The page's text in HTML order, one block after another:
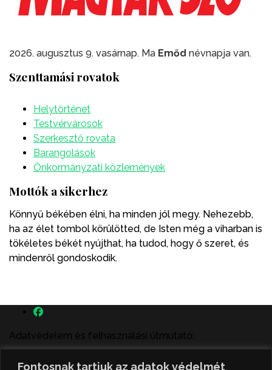
Fontosnak tartjuk az adatok védelmét
2026. augusztus 9. vasárnap. Ma Emőd névnapja van.
Szenttamási rovatok
Helytörténet
Testvérvárosok
Szerkesztő rovata
Barangolások
Önkormányzati közlemények
Mottók a sikerhez
Könnyű békében élni, ha minden jól megy. Nehezebb,
ha az élet tombol körülötted, de Isten még a viharban is
tökéletes békét nyújthat, ha tudod, hogy ő szeret, és
mindenről gondoskodik.
Adatvédelem és felhasználási útmutató:
A szenttamás.rs magyar nyelvű internetes hírportálon